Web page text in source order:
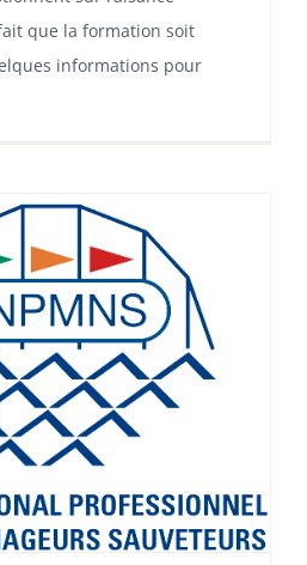
que la formation soit
informations pour